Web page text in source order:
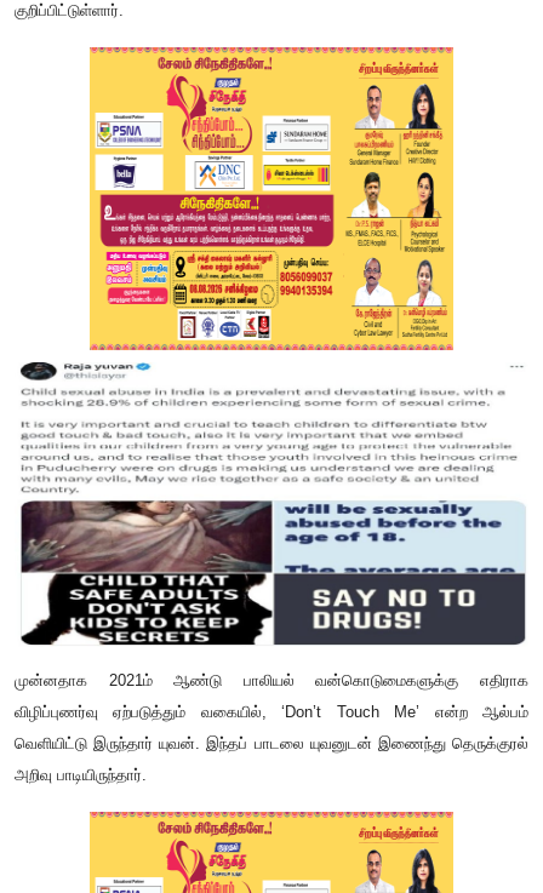
குறிப்பிட்டுள்ளார்.
முன்னதாக 2021ம் ஆண்டு பாலியல் வன்கொடுமைகளுக்கு எதிராக
விழிப்புணர்வு ஏற்படுத்தும் வகையில், ‘Don’t Touch Me’ என்ற ஆல்பம்
வெளியிட்டு இருந்தார் யுவன். இந்தப் பாடலை யுவனுடன் இணைந்து தெருக்குரல்
அறிவு பாடியிருந்தார்.